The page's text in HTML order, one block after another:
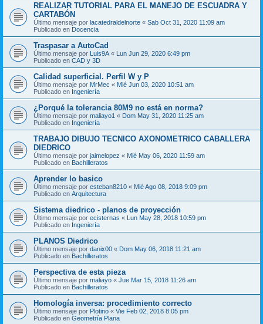
REALIZAR TUTORIAL PARA EL MANEJO DE ESCUADRA Y
CARTABÓN
Último mensaje por lacatedraldelnorte « Sab Oct 31, 2020 11:09 am
Publicado en Docencia
Traspasar a AutoCad
Último mensaje por Luis9A « Lun Jun 29, 2020 6:49 pm
Publicado en CAD y 3D
Calidad superficial. Perfil W y P
Último mensaje por MrMec « Mié Jun 03, 2020 10:51 am
Publicado en Ingeniería
¿Porqué la tolerancia 80M9 no está en norma?
Último mensaje por maliayo1 « Dom May 31, 2020 11:25 am
Publicado en Ingeniería
TRABAJO DIBUJO TECNICO AXONOMETRICO CABALLERA
DIEDRICO
Último mensaje por jaimelopez « Mié May 06, 2020 11:59 am
Publicado en Bachilleratos
Aprender lo basico
Último mensaje por esteban8210 « Mié Ago 08, 2018 9:09 pm
Publicado en Arquitectura
Sistema diedrico - planos de proyección
Último mensaje por ecisternas « Lun May 28, 2018 10:59 pm
Publicado en Ingeniería
PLANOS Diedrico
Último mensaje por danix00 « Dom May 06, 2018 11:21 am
Publicado en Bachilleratos
Perspectiva de esta pieza
Último mensaje por maliayo « Jue Mar 15, 2018 11:26 am
Publicado en Bachilleratos
Homología inversa: procedimiento correcto
Último mensaje por Plotino « Vie Feb 02, 2018 8:05 pm
Publicado en Geometría Plana